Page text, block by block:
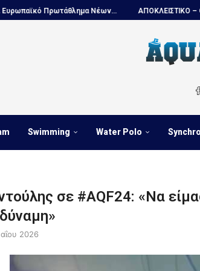
Νέων... ΑΠΟΚΛΕΙΣΤΙΚΟ – Ο Ντέγιαν... Πόλο,
Swimming Water Polo Synchro
σε #AQF24: «Να
2026